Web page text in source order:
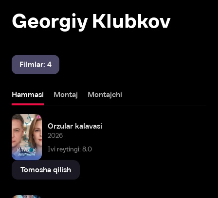
Georgiy Klubkov
Filmlar: 4
Hammasi Montaj Montajchi
Orzular kalavasi
2026
Ivi reytingi: 8,0
Tomosha qilish